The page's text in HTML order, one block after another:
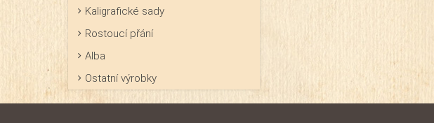
dojmem. Baleno je
průhledné celofánové
Kaligrafické sady
Rostoucí přání
Alba
Ostatní výrobky